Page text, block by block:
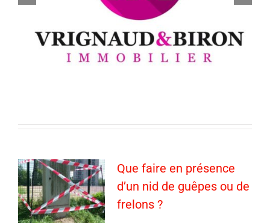
Que faire en présence
d’un nid de guêpes ou de
frelons ?